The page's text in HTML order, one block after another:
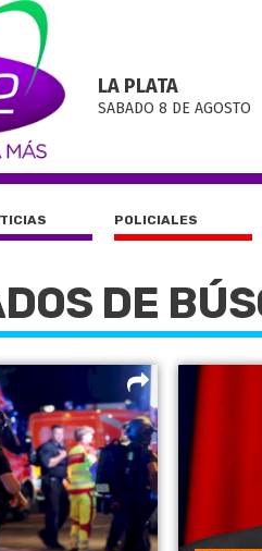
LA PLATA
SABADO 8 DE AGOSTO
POLICIALES
DE